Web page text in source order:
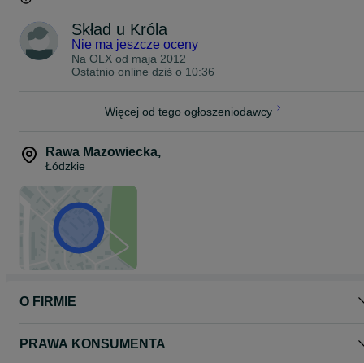
Nr tel. 5II 588 027Skład u Króla
Nie ma jeszcze oceny
Na OLX od maja 2012
Ostatnio online dziś o 10:36
Więcej od tego ogłoszeniodawcy
Rawa Mazowiecka,
Łódzkie
O FIRMIE
PRAWA KONSUMENTA